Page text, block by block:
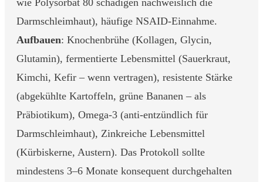
wie Polysorbat 80 schädigen nachweislich die
Darmschleimhaut), häufige NSAID-Einnahme.
Aufbauen: Knochenbrühe (Kollagen, Glycin,
Glutamin), fermentierte Lebensmittel (Sauerkraut,
Kimchi, Kefir – wenn vertragen), resistente Stärke
(abgekühlte Kartoffeln, grüne Bananen – als
Präbiotikum), Omega-3 (anti-entzündlich für
Darmschleimhaut), Zinkreiche Lebensmittel
(Kürbiskerne, Austern). Das Protokoll sollte
mindestens 3–6 Monate konsequent durchgehalten